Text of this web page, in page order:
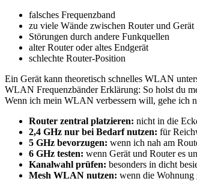
falsches Frequenzband
zu viele Wände zwischen Router und Gerät
Störungen durch andere Funkquellen
alter Router oder altes Endgerät
schlechte Router-Position
Ein Gerät kann theoretisch schnelles WLAN
WLAN Frequenzbänder Erklärung: So holst du
Wenn ich mein WLAN verbessern will, gehe ich
Router zentral platzieren: nicht in die
2,4 GHz nur bei Bedarf nutzen: für
5 GHz bevorzugen: wenn ich nah am
6 GHz testen: wenn Gerät und Router es
Kanalwahl prüfen: besonders in dicht
Mesh WLAN nutzen: wenn die Wohnung